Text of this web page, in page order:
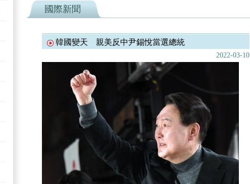
國際新聞
韓國變天 親美反中尹錫悅當選總統
2022-03-10